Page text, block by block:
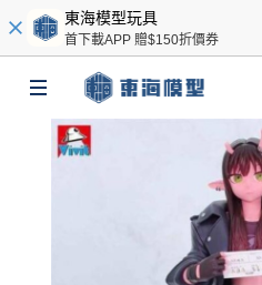
東海模型玩具
首下載APP 贈$150折價券